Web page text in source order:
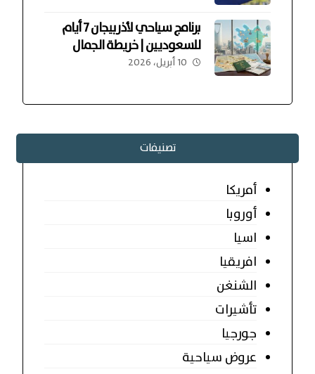
برنامج سياحي لأذربيجان 7 أيام
للسعوديين | خريطة الجمال
10 أبريل، 2026
تصنيفات
أمريكا
أوروبا
اسيا
افريقيا
الشنغن
تأشيرات
جورجيا
عروض سياحية